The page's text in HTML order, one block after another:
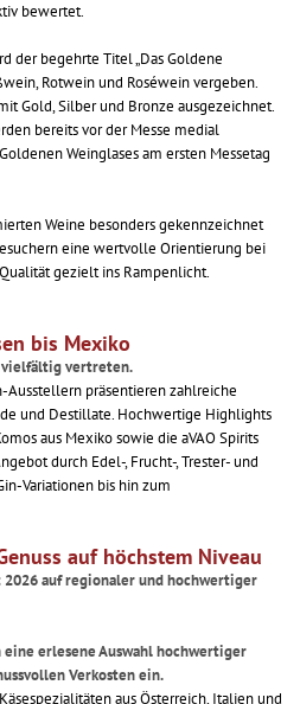
bewertet.
der begehrte Titel „Das Goldene
Rotwein und Roséwein vergeben.
Gold, Silber und Bronze ausgezeichnet.
bereits vor der Messe medial
Weinglases am ersten Messetag
Weine besonders gekennzeichnet
eine wertvolle Orientierung bei
gezielt ins Rampenlicht.
bis Mexiko
vielfältig vertreten.
Ausstellern präsentieren zahlreiche
und Destillate. Hochwertige Highlights
aus Mexiko sowie die aVAO Spirits
durch Edel-, Frucht-, Trester- und
Variationen bis hin zum
auf höchstem Niveau
auf regionaler und hochwertiger
erlesene Auswahl hochwertiger
Verkosten ein.
aus Österreich, Italien und